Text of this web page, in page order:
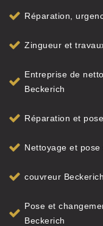
Réparation,
Zingueur et
Entreprise de
Beckerich
Réparation et
Nettoyage et
couvreur Beckerich
Pose et
Beckerich